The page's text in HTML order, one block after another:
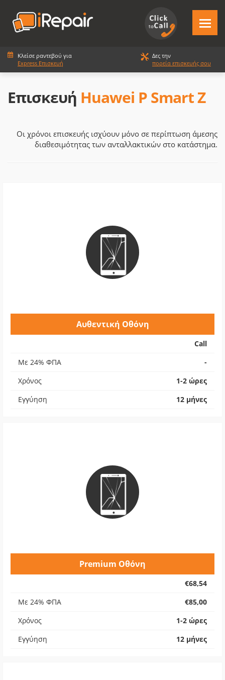
Κλείσε ραντεβού για
Express Επισκευή
Δες την
πορεία επισκευής σου
Επισκευή Huawei P Smart Z
Οι χρόνοι επισκευής ισχύουν μόνο σε περίπτωση άμεσης
διαθεσιμότητας των ανταλλακτικών στο κατάστημα.
Αυθεντική Οθόνη
Call
Με 24% ΦΠΑ
-
Χρόνος
1-2 ώρες
Εγγύηση
12 μήνες
Premium Οθόνη
€68,54
Με 24% ΦΠΑ
€85,00
Χρόνος
1-2 ώρες
Εγγύηση
12 μήνες